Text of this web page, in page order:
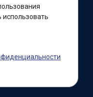
использовать